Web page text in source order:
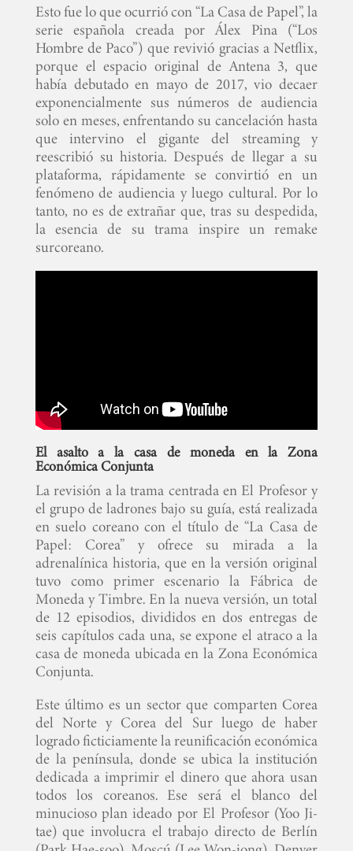
Esto fue lo que ocurrió con “La Casa de Papel”, la
serie española creada por Álex Pina (“Los
Hombre de Paco”) que revivió gracias a Netflix,
porque el espacio original de Antena 3, que
había debutado en mayo de 2017, vio decaer
exponencialmente sus números de audiencia
solo en meses, enfrentando su cancelación hasta
que intervino el gigante del streaming y
reescribió su historia. Después de llegar a su
plataforma, rápidamente se convirtió en un
fenómeno de audiencia y luego cultural. Por lo
tanto, no es de extrañar que, tras su despedida,
la esencia de su trama inspire un remake
surcoreano.
El asalto a la casa de moneda en la Zona
Económica Conjunta
La revisión a la trama centrada en El Profesor y
el grupo de ladrones bajo su guía, está realizada
en suelo coreano con el título de “La Casa de
Papel: Corea” y ofrece su mirada a la
adrenalínica historia, que en la versión original
tuvo como primer escenario la Fábrica de
Moneda y Timbre. En la nueva versión, un total
de 12 episodios, divididos en dos entregas de
seis capítulos cada una, se expone el atraco a la
casa de moneda ubicada en la Zona Económica
Conjunta.
Este último es un sector que comparten Corea
del Norte y Corea del Sur luego de haber
logrado ficticiamente la reunificación económica
de la península, donde se ubica la institución
dedicada a imprimir el dinero que ahora usan
todos los coreanos. Ese será el blanco del
minucioso plan ideado por El Profesor (Yoo Ji-
tae) que involucra el trabajo directo de Berlín